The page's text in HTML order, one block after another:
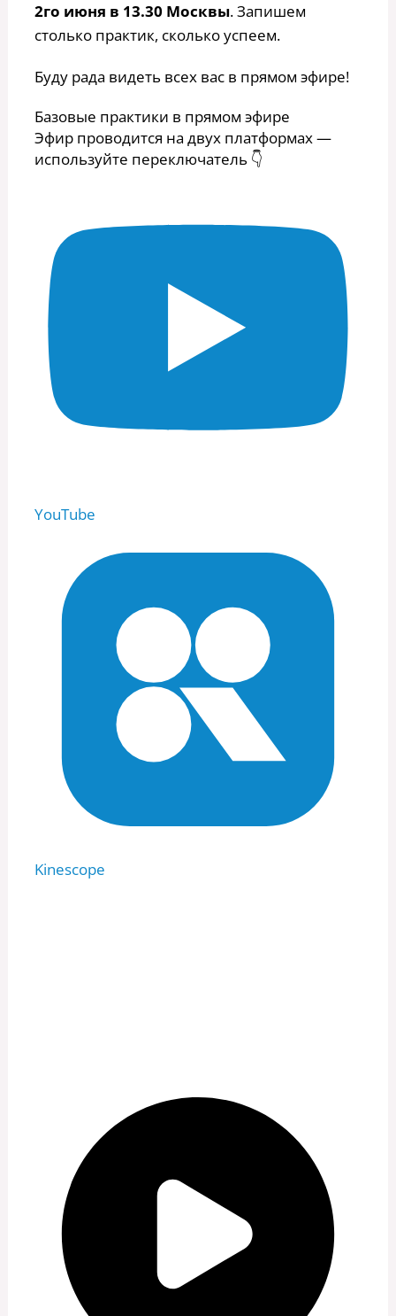
2го июня в 13.30 Москвы. Запишем
столько практик, сколько успеем.
Буду рада видеть всех вас в прямом эфире!
Базовые практики в прямом эфире
Эфир проводится на двух платформах —
используйте переключатель 👇
YouTube
Kinescope